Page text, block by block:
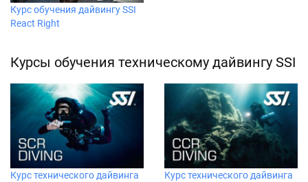
Курс обучения дайвингу SSI
React Right
Курсы обучения техническому дайвингу SSI
Курс технического дайвинга
Курс технического дайвинга